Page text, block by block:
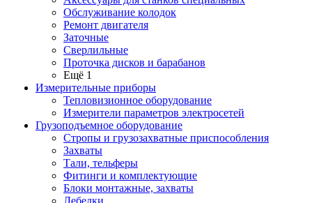
Обслуживание колодок
Ремонт двигателя
Заточные
Сверлильные
Проточка дисков и барабанов
Ещё 1
Измерительные приборы
Тепловизионное оборудование
Измерители параметров электросетей
Грузоподъемное оборудование
Стропы и грузозахватные приспособления
Захваты
Тали, тельферы
Фитинги и комплектующие
Блоки монтажные, захваты
Лебедки